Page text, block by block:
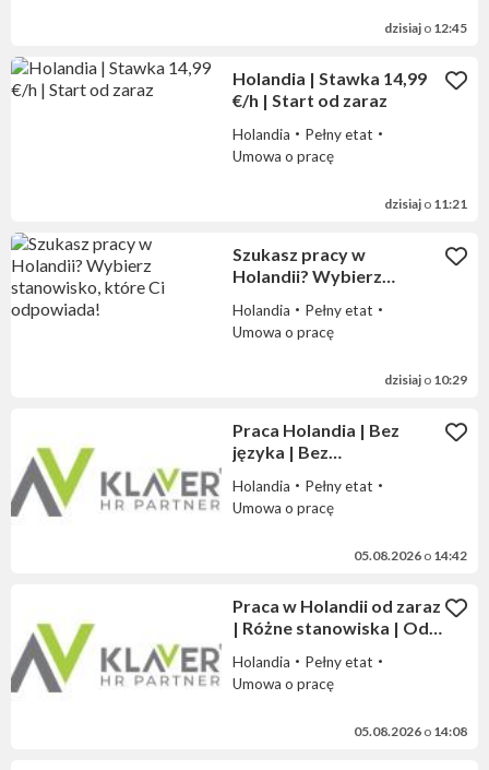
dzisiaj o 12:45
Holandia | Stawka 14,99
€/h | Start od zaraz
Holandia
Pełny etat
Umowa o pracę
dzisiaj o 11:21
Szukasz pracy w
Holandii? Wybierz
odpowiada!
Holandia
Pełny etat
Umowa o pracę
dzisiaj o 10:29
Praca Holandia | Bez
języka | Bez
Tygodniówki | Wyjazd
Holandia
Pełny etat
Umowa o pracę
05.08.2026 o 14:42
Praca w Holandii od zaraz
| Różne stanowiska | Od
Holandia
Pełny etat
Umowa o pracę
05.08.2026 o 14:08